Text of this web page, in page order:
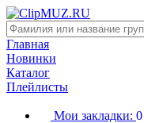
Главная
Новинки
Каталог
Плейлисты
Мои закладки: 0